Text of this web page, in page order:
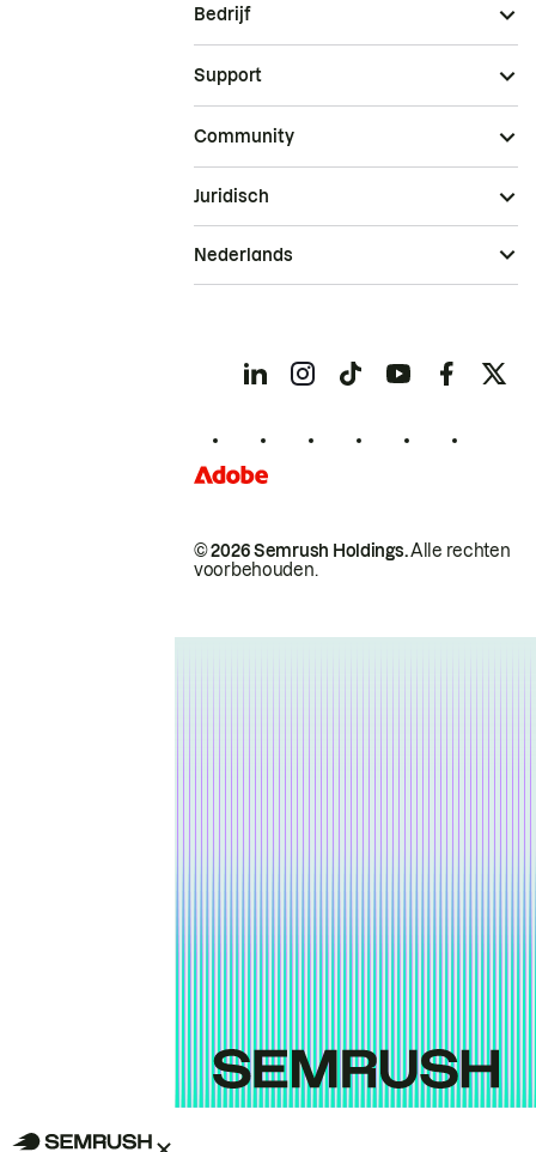
Bedrijf
Support
Community
© 2026 Semrush Holdings.Alle rechten
voorbehouden.
Juridisch
Nederlands